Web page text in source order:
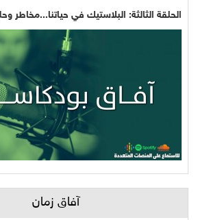
الحلقة الثالثة: البلاستيك في حياتنا...مخاطر
آفاق زمان